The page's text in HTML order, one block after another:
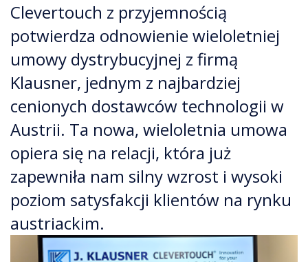
Clevertouch z przyjemnością
potwierdza odnowienie wieloletniej
umowy dystrybucyjnej z firmą
Klausner, jednym z najbardziej
cenionych dostawców technologii w
Austrii. Ta nowa, wieloletnia umowa
opiera się na relacji, która już
zapewniła nam silny wzrost i wysoki
poziom satysfakcji klientów na rynku
austriackim.